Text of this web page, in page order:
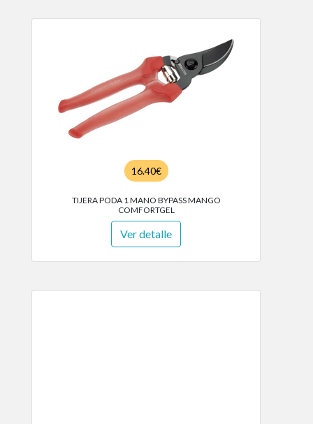
16.40€
TIJERA PODA 1 MANO BYPASS MANGO
COMFORTGEL
Ver detalle